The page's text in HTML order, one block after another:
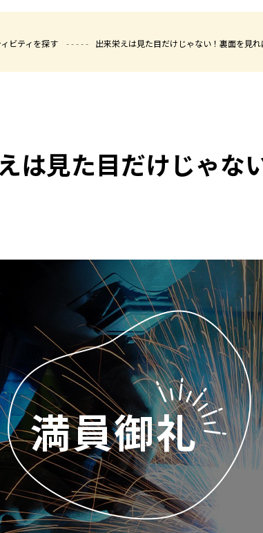
ビティを探す 出来栄えは見た目だけじゃない！裏面を見
は見た目だけじゃな